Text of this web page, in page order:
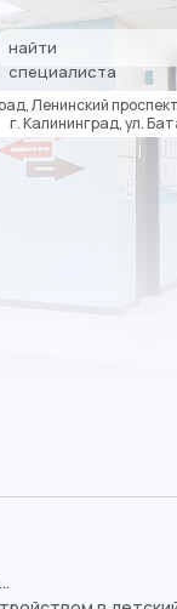
найти
специалиста
Ленинский
г. Калининград, ул.